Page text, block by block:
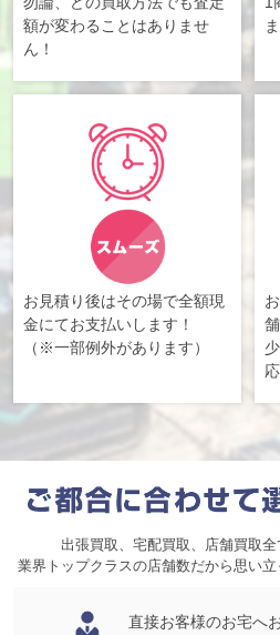
額が変わることはありませ
ん！
お見積り後はその場で全額現
金にてお支払いします！
（※一部例外があります）
出張買取、宅配買取、店舗買取全
業界トップクラスの店舗数だから思い立
直接お客様のお宅へ